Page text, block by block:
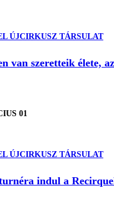
ÚJCIRKUSZ TÁRSULAT
van szeretteik élete,
01
ÚJCIRKUSZ TÁRSULAT
indul a